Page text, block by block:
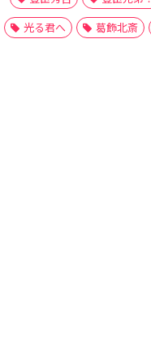
光る君へ
葛飾北斎